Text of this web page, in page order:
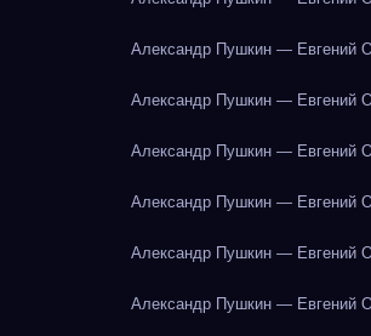
Александр Пушкин — Евгений
Александр Пушкин — Евгений
Александр Пушкин — Евгений
Александр Пушкин — Евгений
Александр Пушкин — Евгений
Александр Пушкин — Евгений